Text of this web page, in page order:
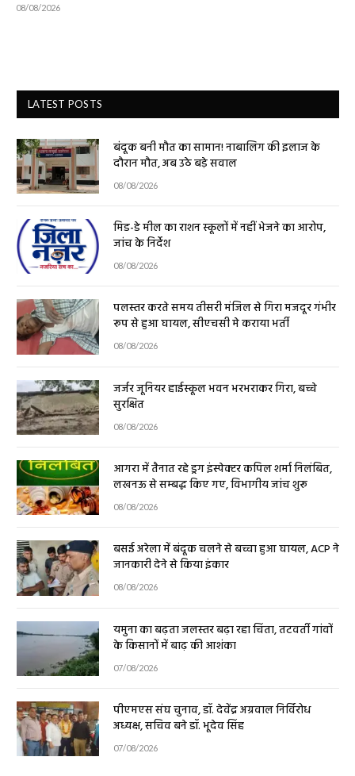
08/08/2026
LATEST POSTS
बंदूक बनी मौत का सामान! नाबालिग की इलाज के
दौरान मौत, अब उठे बड़े सवाल
08/08/2026
मिड-डे मील का राशन स्कूलों में नहीं भेजने का आरोप,
जांच के निर्देश
08/08/2026
पलस्तर करते समय तीसरी मंजिल से गिरा मजदूर गंभीर
रूप से हुआ घायल, सीएचसी मे कराया भर्ती
08/08/2026
जर्जर जूनियर हाईस्कूल भवन भरभराकर गिरा, बच्चे
सुरक्षित
08/08/2026
आगरा में तैनात रहे ड्रग इंस्पेक्टर कपिल शर्मा निलंबित,
लखनऊ से सम्बद्ध किए गए, विभागीय जांच शुरू
08/08/2026
बसई अरेला में बंदूक चलने से बच्चा हुआ घायल, ACP ने
जानकारी देने से किया इंकार
08/08/2026
यमुना का बढ़ता जलस्तर बढ़ा रहा चिंता, तटवर्ती गांवों
के किसानों में बाढ़ की आशंका
07/08/2026
पीएमएस संघ चुनाव, डॉ. देवेंद्र अग्रवाल निर्विरोध
अध्यक्ष, सचिव बने डॉ. भूदेव सिंह
07/08/2026